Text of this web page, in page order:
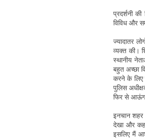
प्रदर्शनी
विविध और
ज्यादातर
व्यक्त की।
स्थानीय
बहुत अच्छा
करने के लिए
पुलिस
फिर से
इनचान शहर
देखा और
इसलिए मैं